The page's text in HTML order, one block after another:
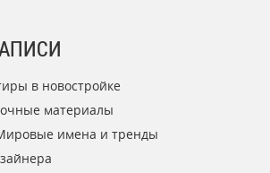
в новостройке
материалы
имена и тренды